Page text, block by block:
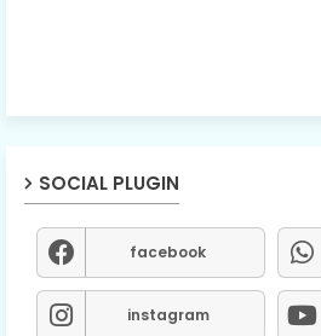
SOCIAL PLUGIN
facebook
instagram